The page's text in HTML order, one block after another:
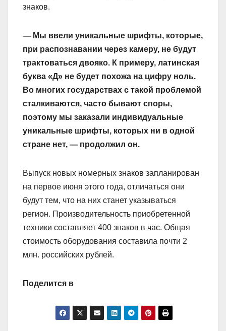
знаков.
— Мы ввели уникальные шрифты, которые,
при распознавании через камеру, не будут
трактоваться двояко. К примеру, латинская
буква «Д» не будет похожа на цифру ноль.
Во многих государствах с такой проблемой
сталкиваются, часто бывают споры,
поэтому мы заказали индивидуальные
уникальные шрифты, которых ни в одной
стране нет, — продолжил он.
Выпуск новых номерных знаков запланирован
на первое июня этого года, отличаться они
будут тем, что на них станет указываться
регион. Производительность приобретенной
техники составляет 400 знаков в час. Общая
стоимость оборудования составила почти 2
млн. российских рублей.
Поделится в